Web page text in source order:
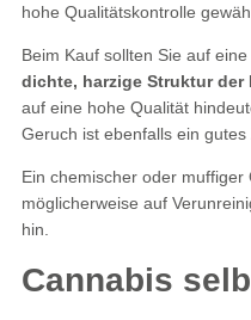
hohe Qualitätskontrolle
Beim Kauf sollten Sie auf eine
dichte, harzige Struktur der
auf eine hohe Qualität
Geruch ist ebenfalls ein gutes
Ein chemischer oder
möglicherweise auf
hin.
Cannabis